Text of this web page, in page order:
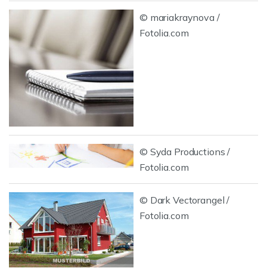
© mariakraynova /
Fotolia.com
© Syda Productions /
Fotolia.com
© Dark Vectorangel /
Fotolia.com